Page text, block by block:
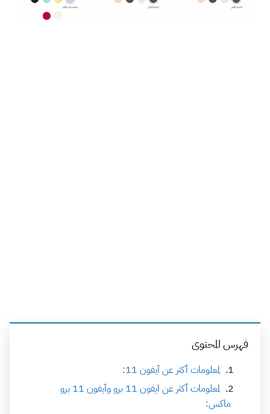
فهرس المحتوى
لمعلومات أكثر عن آيفون 11:
لمعلومات أكثر عن ايفون 11 برو وآيفون 11 برو
ماكس: